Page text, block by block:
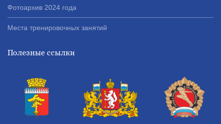
ГТО - норма жизни!
Для сотрудников спортивной
школы "Энергия" состоялась сдача
нормативов ГТО
Фотоархив 2024 года
Места тренировочных занятий
Полезные ссылки